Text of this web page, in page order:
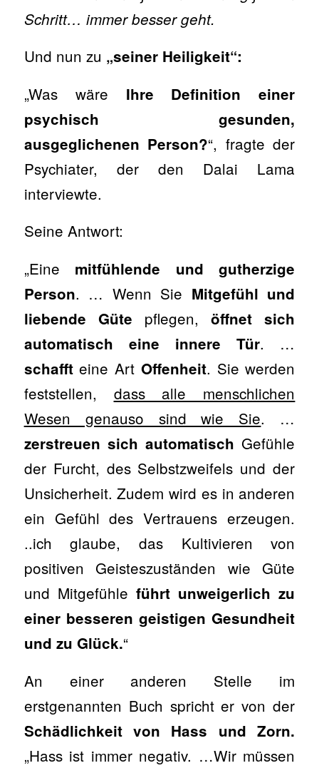
Schritt… immer besser geht.
Und nun zu „seiner Heiligkeit“:
„Was wäre Ihre Definition einer
psychisch gesunden,
ausgeglichenen Person?“, fragte der
Psychiater, der den Dalai Lama
interviewte.
Seine Antwort:
„Eine mitfühlende und gutherzige
Person. … Wenn Sie Mitgefühl und
liebende Güte pflegen,öffnet sich
automatisch eine innere Tür. …
schaffteine Art Offenheit. Sie werden
feststellen, dass alle menschlichen
Wesen genauso sind wie Sie. …
zerstreuen sich automatisch Gefühle
der Furcht, des Selbstzweifels und der
Unsicherheit. Zudem wird es in anderen
ein Gefühl des Vertrauens erzeugen.
..ich glaube, das Kultivieren von
positiven Geisteszuständen wie Güte
und Mitgefühle führt unweigerlich zu
einer besseren geistigen Gesundheit
und zu Glück.“
An einer anderen Stelle im
erstgenannten Buch spricht er von der
Schädlichkeit von Hass und Zorn.
„Hass ist immer negativ. …Wir müssen